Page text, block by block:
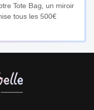
Tote Bag, un miroir
tous les 500€